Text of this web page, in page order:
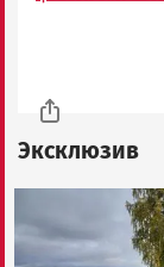
Эксклюзив